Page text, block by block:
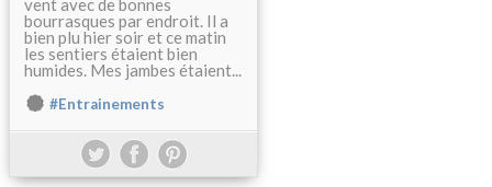
vent avec de bonnes
bourrasques par endroit. Il a
bien plu hier soir et ce matin
les sentiers étaient bien
humides. Mes jambes étaient...
#Entrainements